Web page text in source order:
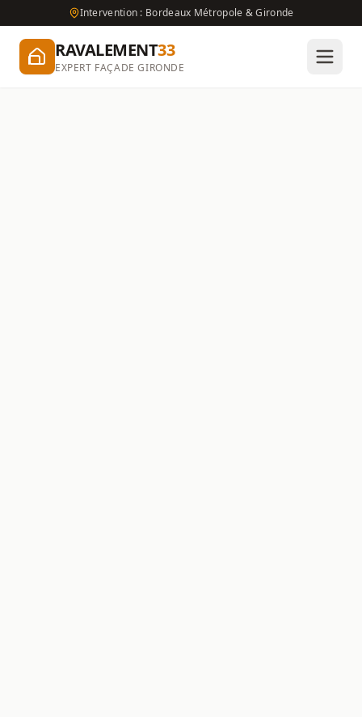
Intervention : Bordeaux Métropole & Gironde
RAVALEMENT33
EXPERT FAÇADE GIRONDE